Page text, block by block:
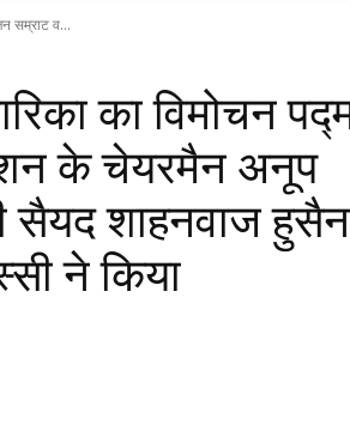
सम्राट व...
का विमोचन
के चेयरमैन अनूप
सैयद शाहनवाज
ने किया